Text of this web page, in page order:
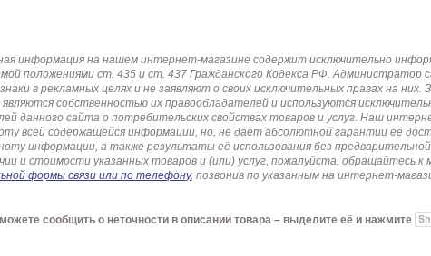
информация на нашем интернет-магазине содержит исключительно
положениями ст. 435 и ст. 437 Гражданского Кодекса РФ.
в рекламных целях и не заявляют о своих исключительных правах на них.
являются собственностью их правообладателей и используются
данного сайта о потребительских свойствах товаров и услуг. Наш
всей содержащейся информации, но, не дает абсолютной гарантии её
информации, а также результаты её использования без
и стоимости указанных товаров и (или) услуг, пожалуйста, обращайтесь
формы связи или по телефону, позвонив по указанным на интернет-
сообщить о неточности в описании товара – выделите её и нажмите